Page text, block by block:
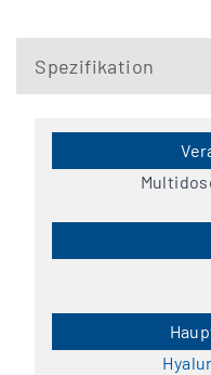
Spezifikation